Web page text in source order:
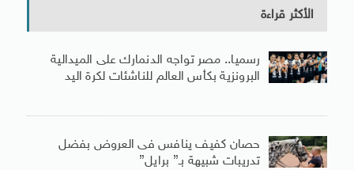
الأكثر قراءة
رسميا.. مصر تواجه الدنمارك على الميدالية
البرونزية بكأس العالم للناشئات لكرة اليد
حصان كفيف ينافس فى العروض بفضل
تدريبات شبيهة بـ” برايل”